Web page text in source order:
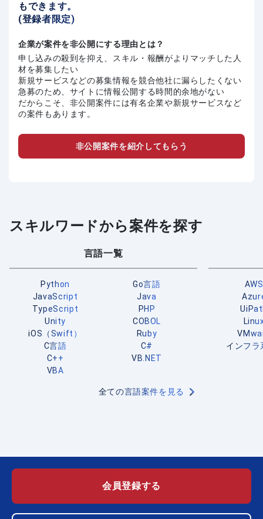
もできます。
(登録者限定)
企業が案件を非公開にする理由とは？
申し込みの殺到を抑え、スキル・報酬がよりマッチした人
材を募集したい
新規サービスなどの募集情報を競合他社に漏らしたくない
急募のため、サイトに情報公開する時間的余地がない
だからこそ、非公開案件には有名企業や新規サービスなど
の案件もあります。
非公開案件を紹介してもらう
スキルワードから案件を探す
言語一覧
Python
Go言語
JavaScript
Java
TypeScript
PHP
Unity
COBOL
iOS（Swift）
Ruby
C言語
C#
C++
VB.NET
VBA
全ての言語案件を見る
AWS
インフラ
会員登録する